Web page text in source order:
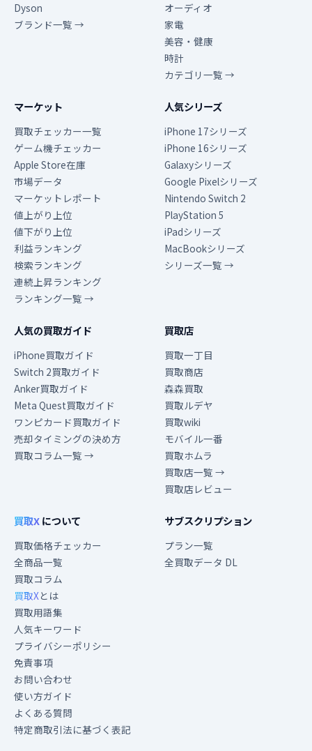
Dyson
ブランド一覧 →
オーディオ
家電
美容・健康
時計
カテゴリ一覧 →
マーケット
買取チェッカー一覧
ゲーム機チェッカー
Apple Store在庫
市場データ
マーケットレポート
値上がり上位
値下がり上位
利益ランキング
検索ランキング
連続上昇ランキング
ランキング一覧 →
人気シリーズ
iPhone 17シリーズ
iPhone 16シリーズ
Galaxyシリーズ
Google Pixelシリーズ
Nintendo Switch 2
PlayStation 5
iPadシリーズ
MacBookシリーズ
シリーズ一覧 →
人気の買取ガイド
iPhone買取ガイド
Switch 2買取ガイド
Anker買取ガイド
Meta Quest買取ガイド
ワンピカード買取ガイド
売却タイミングの決め方
買取コラム一覧 →
買取店
買取一丁目
買取商店
森森買取
買取ルデヤ
買取wiki
モバイル一番
買取ホムラ
買取店一覧 →
買取店レビュー
買取Xについて
買取価格チェッカー
全商品一覧
買取コラム
買取Xとは
買取用語集
人気キーワード
プライバシーポリシー
免責事項
お問い合わせ
使い方ガイド
よくある質問
特定商取引法に基づく表記
サブスクリプション
プラン一覧
全買取データ DL